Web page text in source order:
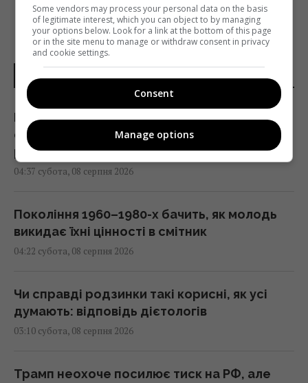
Росія платитиме Україні по $20 млрд на рік:
економіст оцінив реальний механізм
репарацій
04:37 субота, 08 серпня 2026
Покоління 1960–1980-х бачить, як молодь
викидає їхні цінності в смітник
04:22 субота, 08 серпня 2026
Чи справді родзинки такі корисні, як усі
думають: відповідь дієтологів
03:10 субота, 08 серпня 2026
Трамп неохоче посилює тиск на РФ, але
Some vendors may process your personal data on the basis
of legitimate interest, which you can object to by managing
your options below. Look for a link at the bottom of this page
or in the site menu to manage or withdraw consent in privacy
and cookie settings.
Consent
Manage options